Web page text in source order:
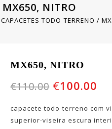
MX650, NITRO
CAPACETES TODO-TERRENO /
MX650, NITRO
€110.00 €100.00
capacete todo-terreno com
superior-viseira escura